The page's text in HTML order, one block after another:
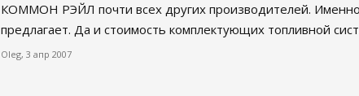
КОММОН РЭЙЛ почти всех других производителей.
предлагает. Да и стоимость комплектующих топливной
Oleg, 3 апр 2007